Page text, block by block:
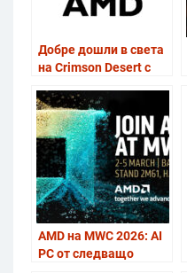
Добре дошли в света
на Crimson Desert с
AMD на MWC 2026: AI
PC от следващо